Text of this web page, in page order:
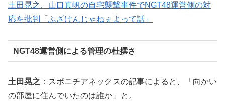
土田晃之、山口真帆の自宅襲撃事件でNGT48運営側の対
応を批判「ふざけんじゃねぇよって話」
NGT48運営側による管理の杜撰さ
土田晃之 ：スポニチアネックスの記事によると、「向かい
の部屋に住んでいたのは誰か」と。